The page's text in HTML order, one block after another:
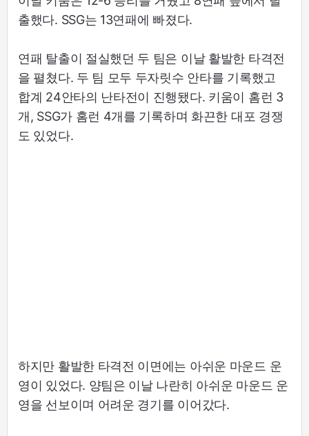
출했다. SSG는 13연패에 빠졌다.
연패 탈출이 절실했던 두 팀은 이날 활발한 타격전
을 펼쳤다. 두 팀 모두 두자릿수 안타를 기록했고
합계 24안타의 난타전이 진행됐다. 키움이 홈런 3
개, SSG가 홈런 4개를 기록하며 화끈한 대포 경쟁
도 있었다.
하지만 활발한 타격전 이면에는 아쉬운 마운드 운
영이 있었다. 양팀은 이날 나란히 아쉬운 마운드 운
영을 선보이며 어려운 경기를 이어갔다.